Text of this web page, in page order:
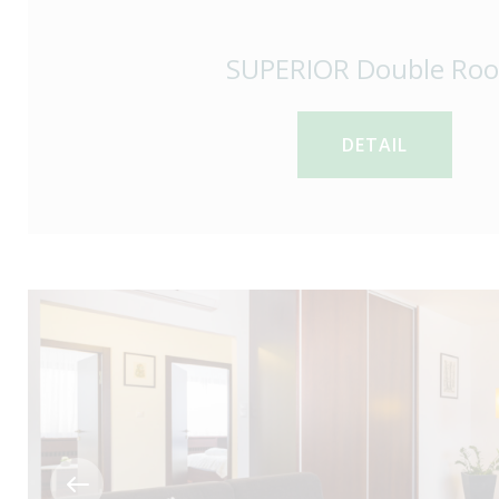
SUPERIOR Double
DETAIL